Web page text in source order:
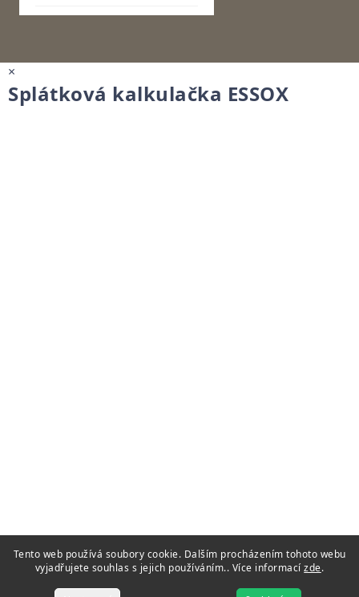
Tento web používá soubory cookie. Dalším procházením tohoto webu
vyjadřujete souhlas s jejich používáním.. Více informacízde.
×
Splátková kalkulačka ESSOX